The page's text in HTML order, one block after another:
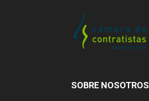
SOBRE NOSOTROS